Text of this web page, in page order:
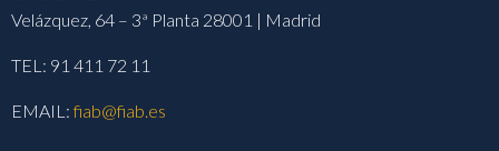
Velázquez, 64 – 3ª Planta 28001 | Madrid
TEL: 91 411 72 11
EMAIL:fiab@fiab.es